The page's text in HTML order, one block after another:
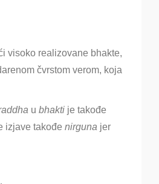
visoko realizovane bhakte,
čvrstom verom, koja
u bhakti je takođe
izjave takođe nirguna jer